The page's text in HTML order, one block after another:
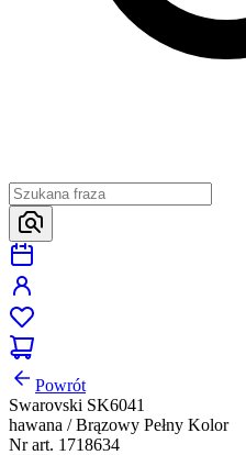
Powrót
Swarovski SK6041
hawana / Brązowy Pełny Kolor
Nr art. 1718634